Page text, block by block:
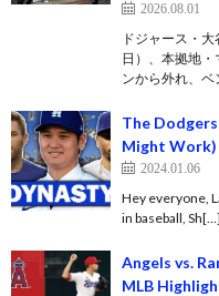
2026.08.01
ドジャース・
日）、本拠地
ンから外れ、
The
Might Work)
2024.01.06
Hey everyone,
in baseball, Sh[…]
Angels vs.
MLB